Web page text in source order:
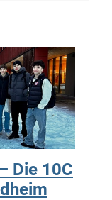
Die 10C